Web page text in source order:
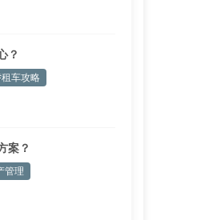
？
车攻略
案？
管理